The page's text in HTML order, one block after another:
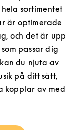
sortimentet
är optimerade
och det är upp
passar dig
du njuta av
på ditt sätt,
kopplar av med